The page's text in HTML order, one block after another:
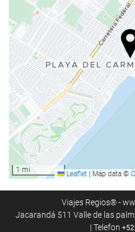
Sala gimnastyczna
Recepcja
całodobowa recepcja
przechowalnia bagażu
Posiłki i napoje
Restauracja à la carte
Bar
Basen
1 mi Leaflet | Map data ©
Viajes Regios® -
Jacarandá 511 Valle de las
| Telefon